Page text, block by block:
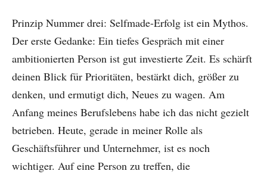
Prinzip Nummer drei: Selfmade-Erfolg ist ein Mythos.
Der erste Gedanke: Ein tiefes Gespräch mit einer
ambitionierten Person ist gut investierte Zeit. Es schärft
deinen Blick für Prioritäten, bestärkt dich, größer zu
denken, und ermutigt dich, Neues zu wagen. Am
Anfang meines Berufslebens habe ich das nicht gezielt
betrieben. Heute, gerade in meiner Rolle als
Geschäftsführer und Unternehmer, ist es noch
wichtiger. Auf eine Person zu treffen, die